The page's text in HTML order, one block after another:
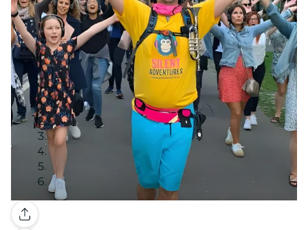
Galería